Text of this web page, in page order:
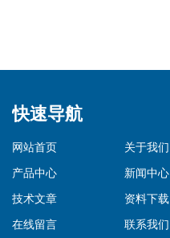
快速导航
网站首页
关于我们
产品中心
新闻中心
技术文章
资料下载
在线留言
联系我们